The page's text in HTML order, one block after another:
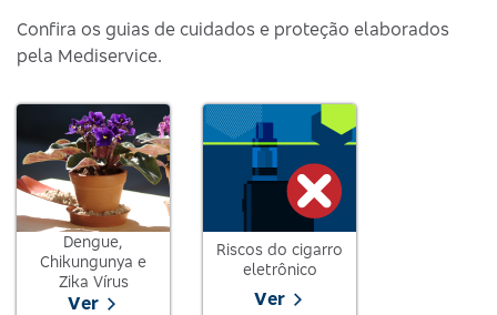
Confira os guias de cuidados e proteção elaborados
pela Mediservice.
Dengue,
Chikungunya e
Zika Vírus
Ver
Riscos do cigarro
eletrônico
Ver